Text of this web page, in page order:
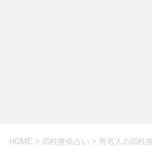
HOME > 四柱推命占い > 有名人の四柱